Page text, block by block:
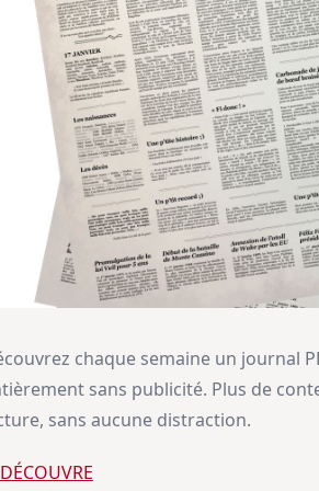
chaque semaine un journal
sans publicité. Plus de
sans aucune distraction.
DÉCOUVRE